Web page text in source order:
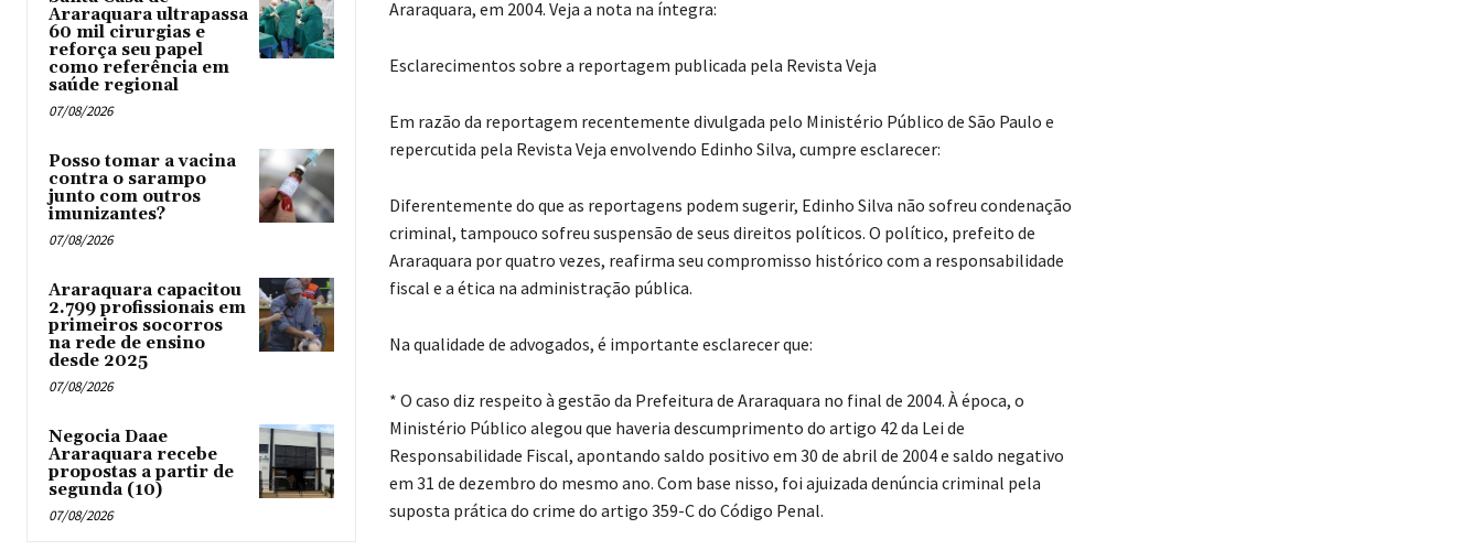
Araraquara ultrapassa
60 mil cirurgias e
reforça seu papel
como referência em
saúde regional
07/08/2026
Posso tomar a vacina
contra o sarampo
junto com outros
imunizantes?
07/08/2026
Araraquara capacitou
2.799 profissionais em
primeiros socorros
na rede de ensino
desde 2025
07/08/2026
Negocia Daae
Araraquara recebe
propostas a partir de
segunda (10)
07/08/2026
Araraquara, em 2004. Veja a nota na íntegra:
Esclarecimentos sobre a reportagem publicada pela Revista Veja
Em razão da reportagem recentemente divulgada pelo Ministério Público de São Paulo e
repercutida pela Revista Veja envolvendo Edinho Silva, cumpre esclarecer:
Diferentemente do que as reportagens podem sugerir, Edinho Silva não sofreu condenação
criminal, tampouco sofreu suspensão de seus direitos políticos. O político, prefeito de
Araraquara por quatro vezes, reafirma seu compromisso histórico com a responsabilidade
fiscal e a ética na administração pública.
Na qualidade de advogados, é importante esclarecer que:
* O caso diz respeito à gestão da Prefeitura de Araraquara no final de 2004. À época, o
Ministério Público alegou que haveria descumprimento do artigo 42 da Lei de
Responsabilidade Fiscal, apontando saldo positivo em 30 de abril de 2004 e saldo negativo
em 31 de dezembro do mesmo ano. Com base nisso, foi ajuizada denúncia criminal pela
suposta prática do crime do artigo 359-C do Código Penal.